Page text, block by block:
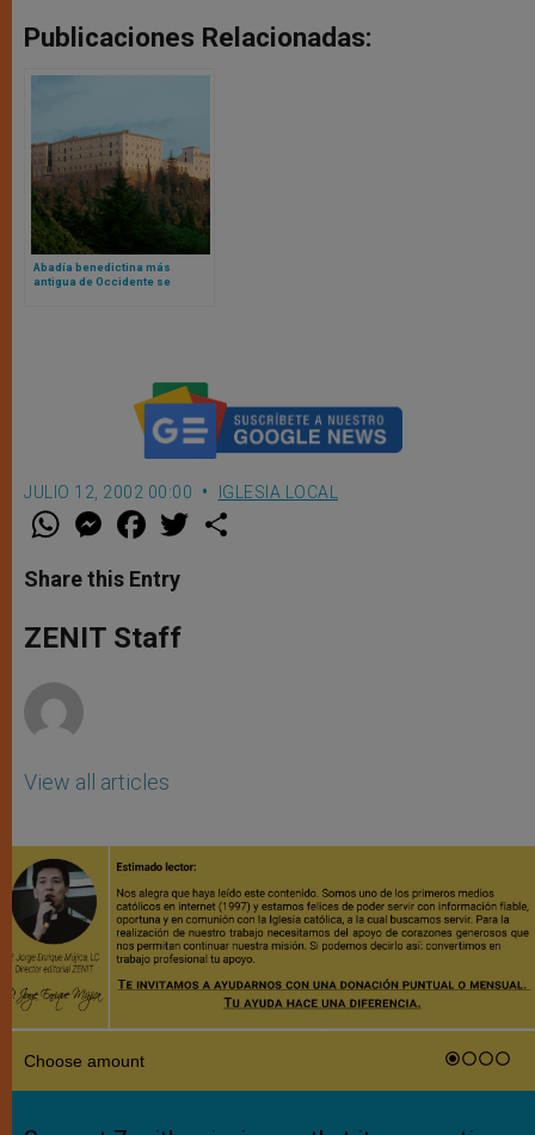
Publicaciones Relacionadas:
Abadía benedictina más
antigua de Occidente se
JULIO 12, 2002 00:00 IGLESIA LOCAL
W
t
s
p
p
M
e
s
e
g
e
F
a
e
b
o
k
w
Share this Entry
ZENIT Staff
View all articles